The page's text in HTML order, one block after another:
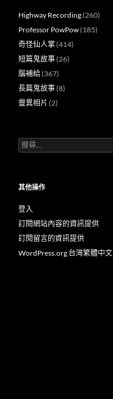
Highway Recording(260)
Professor PowPow(185)
奇怪仙人掌(414)
短篇鬼故事(26)
腦補給(367)
長篇鬼故事(8)
靈異相片 (2)
搜
尋
字:
其他操作
登入
訂閱網站內容的資訊提供
訂閱留言的資訊提供
WordPress.org 台灣繁體中文